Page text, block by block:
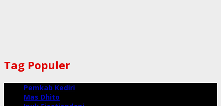
Tag Populer
Pemkab Kediri
Mas Dhito